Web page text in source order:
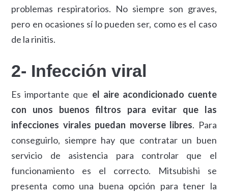
problemas respiratorios. No siempre son graves,
pero en ocasiones sí lo pueden ser, como es el caso
de la rinitis.
2- Infección viral
Es importante que el aire acondicionado cuente
con unos buenos filtros para evitar que las
infecciones virales puedan moverse libres. Para
conseguirlo, siempre hay que contratar un buen
servicio de asistencia para controlar que el
funcionamiento es el correcto. Mitsubishi se
presenta como una buena opción para tener la